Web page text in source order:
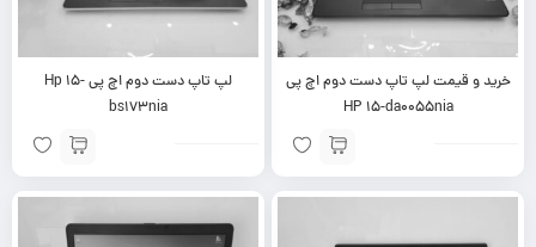
خرید و قیمت لپ تاپ دست دوم اچ پی
HP 15-da0055nia
لپ تاپ دست دوم اچ پی Hp 15-
bs173nia